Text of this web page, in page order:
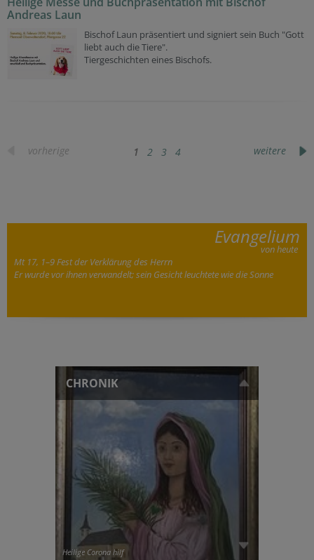
Andreas Laun
Bischof Laun präsentiert und signiert sein Buch "Gott
liebt auch die Tiere".
Tiergeschichten eines Bischofs.
vorherige 1 2 3 4 weitere
Evangelium
von heute
Mt 17, 1–9 Fest der Verklärung des Herrn
Er wurde vor ihnen verwandelt; sein Gesicht leuchtete wie die Sonne
CHRONIK
Heilige Corona hilf